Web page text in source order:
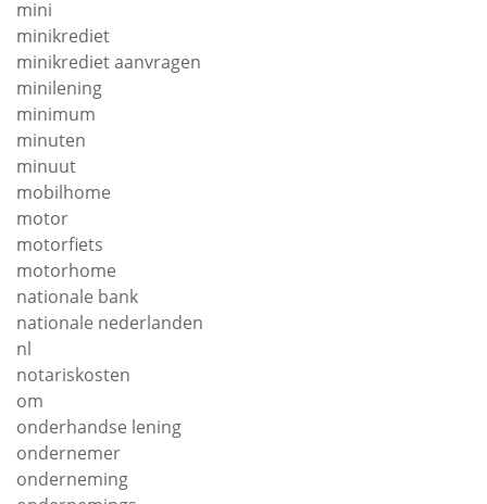
mini
minikrediet
minikrediet aanvragen
minilening
minimum
minuten
minuut
mobilhome
motor
motorfiets
motorhome
nationale bank
nationale nederlanden
nl
notariskosten
om
onderhandse lening
ondernemer
onderneming